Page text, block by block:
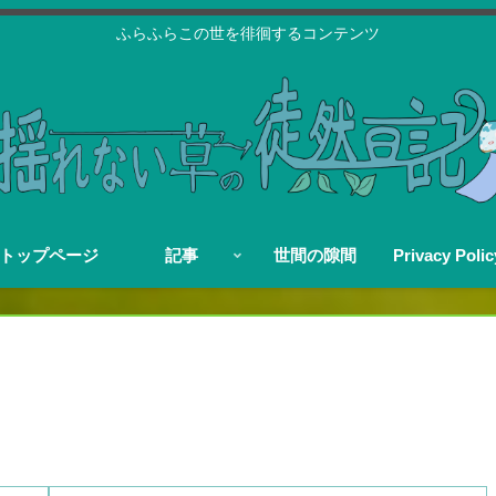
ふらふらこの世を徘徊するコンテンツ
トップページ 記事 世間の隙間 Privacy